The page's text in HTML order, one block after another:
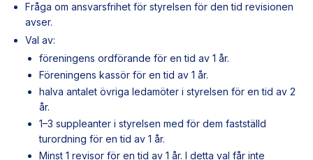
Fråga om ansvarsfrihet för styrelsen för den tid revisionen
avser.
Val av:
föreningens ordförande för en tid av 1 år.
Föreningens kassör för en tid av 1 år.
halva antalet övriga ledamöter i styrelsen för en tid av 2
år.
1–3 suppleanter i styrelsen med för dem fastställd
turordning för en tid av 1 år.
Minst 1 revisor för en tid av 1 år. I detta val får inte